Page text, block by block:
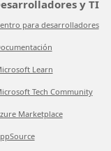
y TI
para desarrolladores
Learn
Tech Community
Marketplace